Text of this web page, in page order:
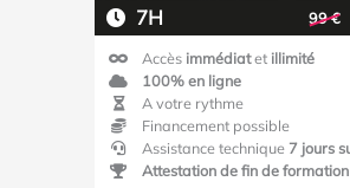
7H 99 €
Accès immédiatet illimité
100% en ligne
A votre rythme
Financement possible
Assistance technique 7 jours
Attestation de fin de formation